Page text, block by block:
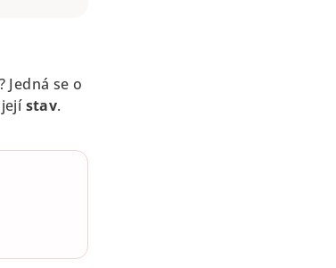
se o
stav.